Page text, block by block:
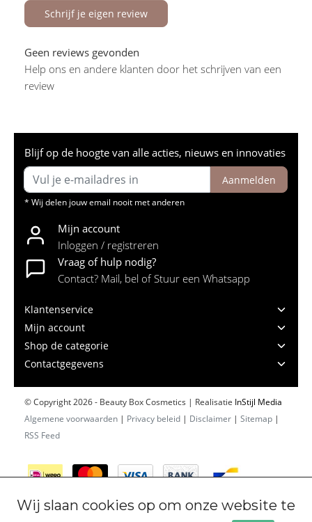
Schrijf je eigen review
Geen reviews gevonden
Help ons en andere klanten door het schrijven van een
review
Blijf op de hoogte van alle acties, nieuws en innovaties
Aanmelden
* Wij delen jouw email nooit met anderen
Mijn account
Inloggen / registreren
Vraag of hulp nodig?
Contact? Mail, bel of Stuur een Whatsapp
Klantenservice
Mijn account
Shop de categorie
Contactgegevens
© Copyright 2026 - Beauty Box Cosmetics | Realisatie InStijl Media
Algemene voorwaarden | Privacy beleid | Disclaimer | Sitemap |
RSS Feed
Wij slaan cookies op om onze website te